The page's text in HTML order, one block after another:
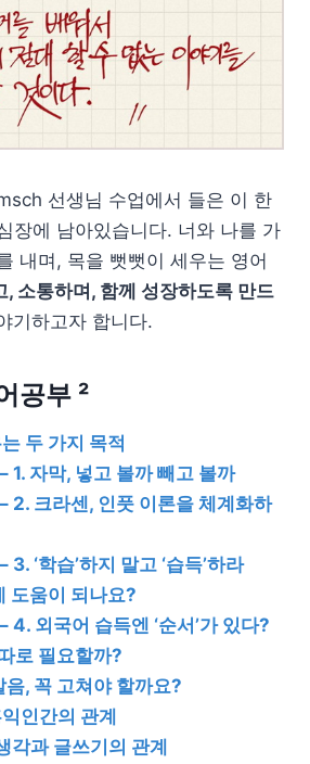
선생님 수업에서 들은 이 한
장에 남아있습니다. 너와 나를 가
내며, 목을 뻣뻣이 세우는 영어
, 소통하며, 함께 성장하도록 만드
기하고자 합니다.
공부 ²
두 가지 목적
1. 자막, 넣고 볼까 빼고 볼까
2. 크라센, 인풋 이론을 체계화하
3. ‘학습’하지 말고 ‘습득’하라
도움이 되나요?
4. 외국어 습득엔 ‘순서’가 있다?
로 필요할까?
음, 꼭 고쳐야 할까요?
인간의 관계
각과 글쓰기의 관계